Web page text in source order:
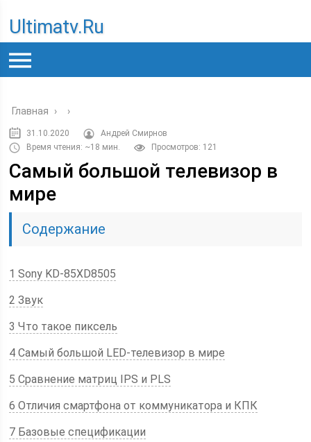
Ultimatv.ru
Главная › ›
31.10.2020
Андрей Смирнов
Время чтения: ~18 мин.
Просмотров: 121
Самый большой телевизор в
мире
Содержание
1 Sony KD-85XD8505
2 Звук
3 Что такое пиксель
4 Самый большой LED-телевизор в мире
5 Сравнение матриц IPS и PLS
6 Отличия смартфона от коммуникатора и КПК
7 Базовые спецификации